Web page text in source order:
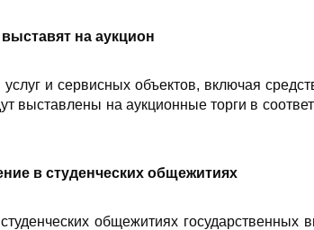
на аукцион
и сервисных объектов, включая
выставлены на аукционные торги в
в студенческих общежитиях
общежитиях государственных